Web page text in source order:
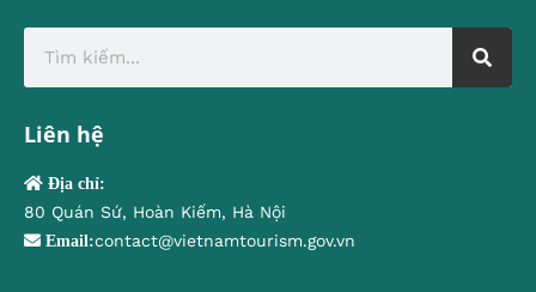
Liên hệ
Địa chỉ:
80 Quán Sứ, Hoàn Kiếm, Hà Nội
Email:contact@vietnamtourism.gov.vn